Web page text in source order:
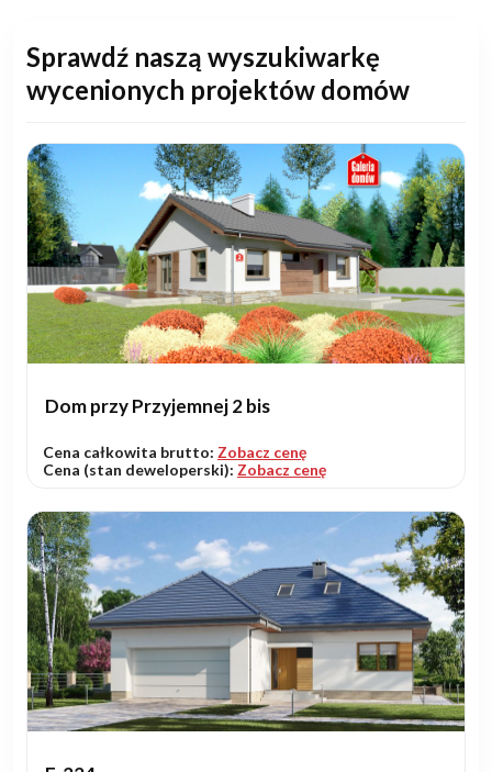
Sprawdź naszą wyszukiwarkę
wycenionych projektów domów
Dom przy Przyjemnej 2 bis
Cena całkowita brutto: Zobacz cenę
Cena (stan deweloperski): Zobacz cenę